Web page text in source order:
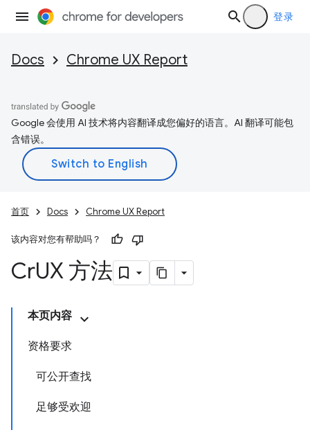
登录
Docs Chrome UX Report
Google 会使用 AI 技术将内容翻译成您偏好的语言。AI 翻译可能包
含错误。
首页 Docs Chrome UX Report
该内容对您有帮助吗？
CrUX 方法
本页内容
资格要求
可公开查找
足够受欢迎